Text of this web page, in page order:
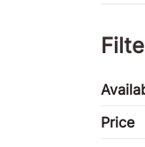
Price